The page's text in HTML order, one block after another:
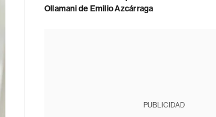
Ollamani de Emilio Azcárraga
PUBLICIDAD